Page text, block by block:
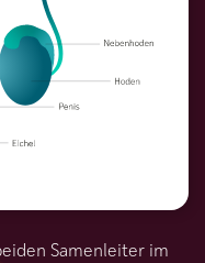
Samenleiter im